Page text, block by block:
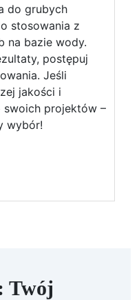
do grubych
stosowania z
na bazie wody.
postępuj
Jeśli
jakości i
projektów –
wybór!
Twój